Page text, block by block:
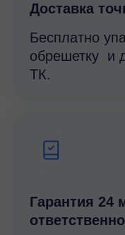
Доставка
Бесплатно
обрешетку и
ТК.
Гарантия 24